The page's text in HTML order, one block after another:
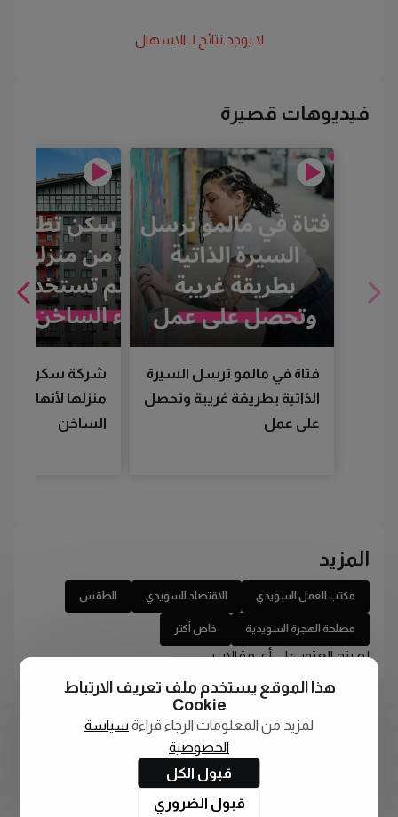
لا يوجد نتائج لـ الاسهال
فيديوهات قصيرة
فتاة في مالمو ترسل السيرة
الذاتية بطريقة غريبة وتحصل
على عمل
شركة سكن
منزلها لأنها لم
الساخن
المزيد
مكتب العمل السويدي الاقتصاد السويدي الطقس
مصلحة الهجرة السويدية خاص أكتر
لم يتم العثور على أي مقالات
هذا الموقع يستخدم ملف تعريف الارتباط
Cookie
لمزيد من المعلومات الرجاء قراءة سياسة
الخصوصية
قبول الكل
قبول الضروري